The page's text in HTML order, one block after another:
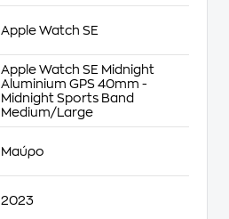
Apple Watch SE
Apple Watch SE Midnight
Aluminium GPS 40mm -
Midnight Sports Band
Medium/Large
Μαύρο
2023